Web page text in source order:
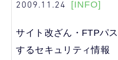
2009.11.24 [INFO]
サイト改ざん・FTPパ
するセキュリティ情報